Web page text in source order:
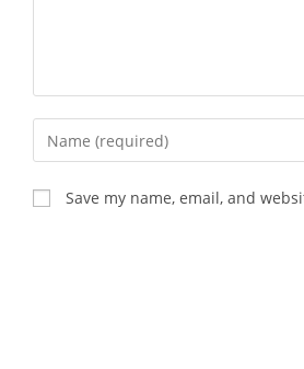
Enter
your
name
or
Save my name, email, and